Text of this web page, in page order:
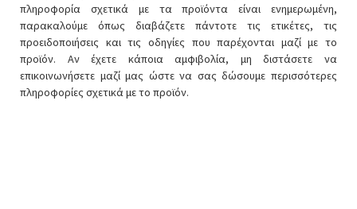
πληροφορία σχετικά με τα προϊόντα είναι ενημερωμένη,
παρακαλούμε όπως διαβάζετε πάντοτε τις ετικέτες, τις
προειδοποιήσεις και τις οδηγίες που παρέχονται μαζί με το
προϊόν. Αν έχετε κάποια αμφιβολία, μη διστάσετε να
επικοινωνήσετε μαζί μας ώστε να σας δώσουμε περισσότερες
πληροφορίες σχετικά με το προϊόν.